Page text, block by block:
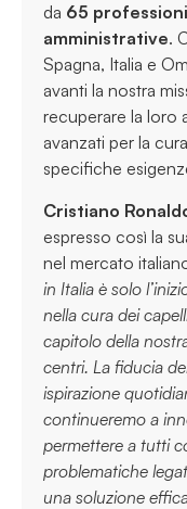
da 65
amministrative.
Spagna, Italia e
avanti la nostra
recuperare la loro
avanzati per la
specifiche
Cristiano
espresso così la
nel mercato
in Italia è solo
nella cura dei
capitolo della
centri. La fiducia
ispirazione
continueremo a
permettere a tutti
problematiche
una soluzione